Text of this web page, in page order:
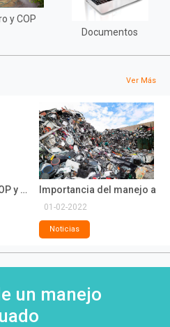
y COP
Documentos
Ver Más
Qué son los plaguicidas COP y su manejo adecuado
01-02-2022
Noticias
un manejo